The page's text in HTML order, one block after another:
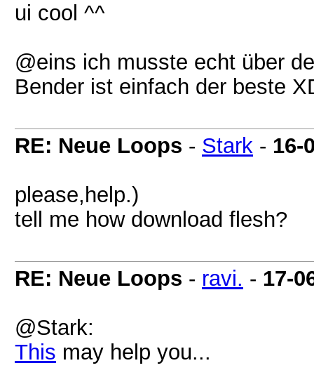
ui cool ^^
@eins ich musste echt über
Bender ist einfach der beste
RE: Neue Loops - Stark - 16-
please,help.)
tell me how download flesh?
RE: Neue Loops - ravi. - 17-
@Stark:
This may help you...